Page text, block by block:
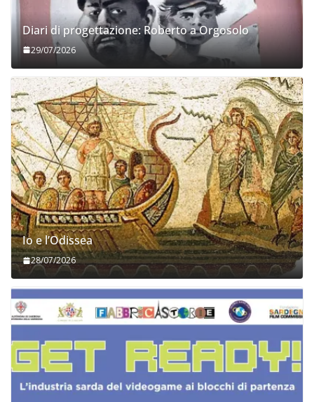
Diari di progettazione: Roberto a Orgosolo
29/07/2026
Io e l’Odissea
28/07/2026